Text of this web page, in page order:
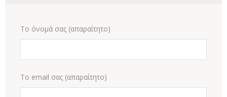
Το όνομά σας (απαραίτητο)
Το email σας (απαραίτητο)